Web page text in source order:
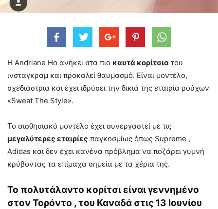
H Andriane Ho ανήκει στα πιο καυτά κορίτσια του
ινσταγκραμ και προκαλεί θαυμασμό. Είναι μοντέλο,
σχεδιάστρια και έχει ιδρύσει την δικιά της εταιρία ρούχων
«Sweat The Style».
Το αισθησιακό μοντέλο έχει συνεργαστεί με τις
μεγαλύτερες εταιρίες παγκοσμίως όπως Supreme ,
Adidas και δεν έχει κανένα πρόβλημα να ποζάρει γυμνή
κρύβοντας τα επίμαχα σημεία με τα χέρια της.
Το πολυτάλαντο κορίτσι είναι γεννημένo
στον Τορόντο , του Καναδά στις 13 Ιουνίου